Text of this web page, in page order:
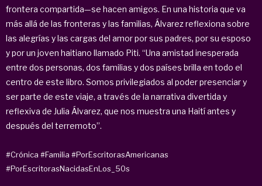
frontera compartida—se hacen amigos. En una historia que va
más allá de las fronteras y las familias, Álvarez reflexiona sobre
las alegrías y las cargas del amor por sus padres, por su esposo
y por un joven haitiano llamado Piti. “Una amistad inesperada
entre dos personas, dos familias y dos países brilla en todo el
centro de este libro. Somos privilegiados al poder presenciar y
ser parte de este viaje, a través de la narrativa divertida y
reflexiva de Julia Álvarez, que nos muestra una Haití antes y
después del terremoto”.
#Crónica #Familia #PorEscritorasAmericanas
#PorEscritorasNacidasEnLos_50s